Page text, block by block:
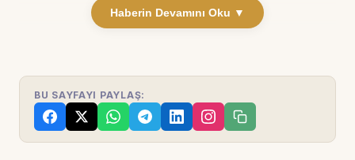
Haberin Devamını Oku ▼
BU SAYFAYI PAYLAŞ: